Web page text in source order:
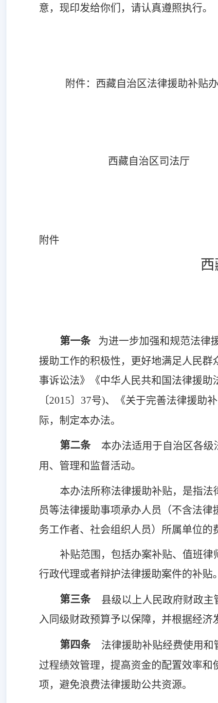
意，现印发给你们，请认真遵照执行。
附件：西藏自治区法律援助补贴
西藏自治区司法厅
附件
第一条
为进一步加强和规范法律
援助工作的积极性，更好地满足人民
事诉讼法》《中华人民共和国法律援
〔2015〕37号)、《关于完善法律援助
际，制定本办法。
第二条
本办法适用于自治区各
用、管理和监督活动。
本办法所称法律援助补贴，是指
员等法律援助事项承办人员（不含法
务工作者、社会组织人员）所属单位的
补贴范围，包括办案补贴、值班
行政代理或者辩护法律援助案件的补贴
第三条
县级以上人民政府财政
入同级财政预算予以保障，并根据经
第四条
法律援助补贴经费使用
过程绩效管理，提高资金的配置效率
项，避免浪费法律援助公共资源。